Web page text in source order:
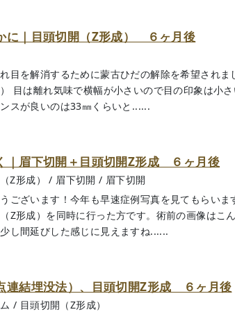
に｜目頭切開（Z形成） ６ヶ月後
目を解消するために蒙古ひだの解除を希望されま
目は離れ気味で横幅が小さいので目の印象は小
スが良いのは33㎜くらいと......
｜眉下切開＋目頭切開Z形成 ６ヶ月後
Z形成） / 眉下切開 / 眉下切開
ございます！今年も早速症例写真を見てもらいま
Z形成）を同時に行った方です。術前の画像はこ
し間延びした感じに見えますね......
連結埋没法）、目頭切開Z形成 ６ヶ月後
/ 目頭切開（Z形成）